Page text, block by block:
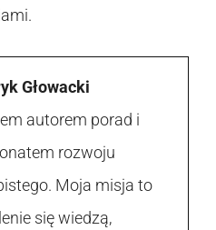
Głowacki
autorem porad i
rozwoju
Moja misja to
się wiedzą,